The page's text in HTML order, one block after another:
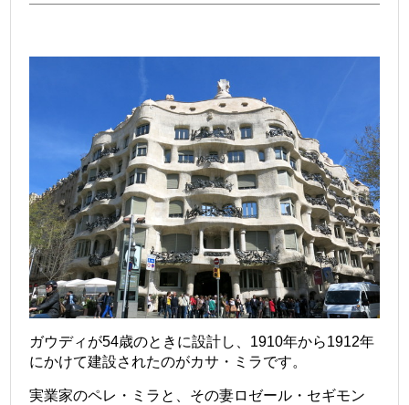
ガウディが54歳のときに設計し、1910年から1912年
にかけて建設されたのがカサ・ミラです。
実業家のペレ・ミラと、その妻ロゼール・セギモン